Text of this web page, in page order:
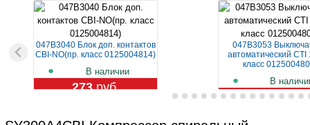
047B3040 Блок доп. контактов
CBI-NO(пр. класс 0125004814)
В наличии
273руб.
047B3053
автоматический CTI
класс
В
1 129 руб.